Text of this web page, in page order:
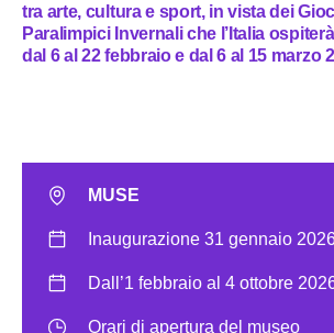
tra arte, cultura e sport, in vista dei
Paralimpici Invernali che l’Italia
dal 6 al 22 febbraio e dal 6 al 15 marzo
MUSE
Inaugurazione 31 gennaio
Dall’1 febbraio al 4 ottobre
Orari di apertura del museo